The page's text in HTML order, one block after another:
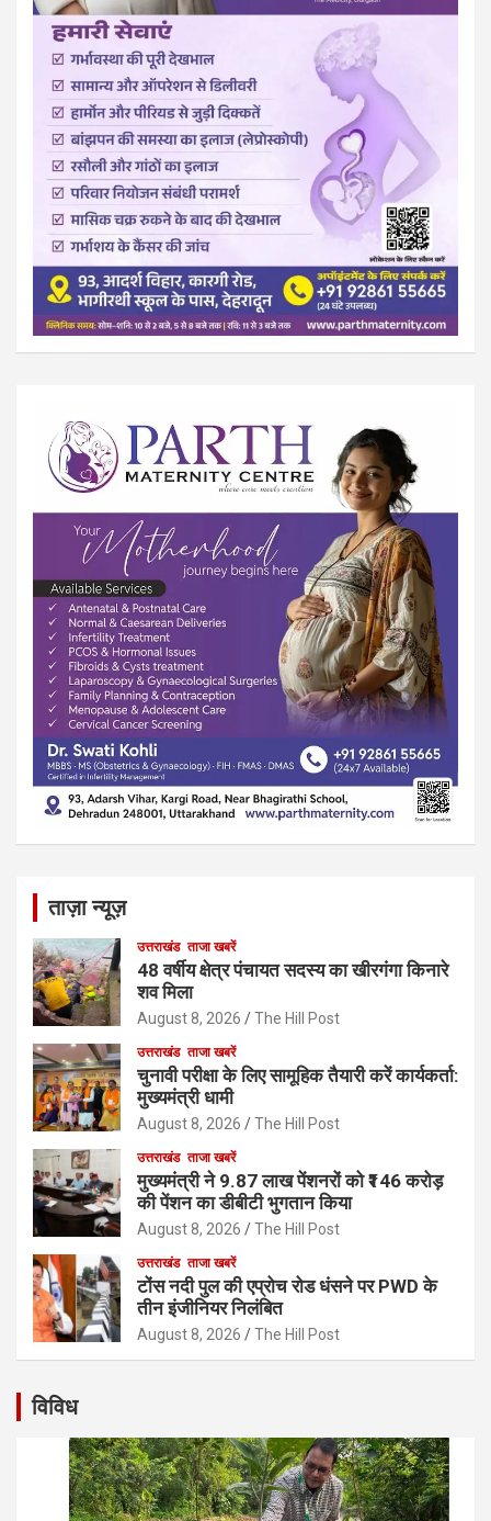
ताज़ा न्यूज़
उत्तराखंड ताजा खबरें
48 वर्षीय क्षेत्र पंचायत सदस्य का खीरगंगा किनारे
शव मिला
August 8, 2026 The Hill Post
उत्तराखंड ताजा खबरें
चुनावी परीक्षा के लिए सामूहिक तैयारी करें कार्यकर्ता:
मुख्यमंत्री धामी
August 8, 2026 The Hill Post
उत्तराखंड ताजा खबरें
मुख्यमंत्री ने 9.87 लाख पेंशनरों को ₹146 करोड़
की पेंशन का डीबीटी भुगतान किया
August 8, 2026 The Hill Post
उत्तराखंड ताजा खबरें
टोंस नदी पुल की एप्रोच रोड धंसने पर PWD के
तीन इंजीनियर निलंबित
August 8, 2026 The Hill Post
विविध